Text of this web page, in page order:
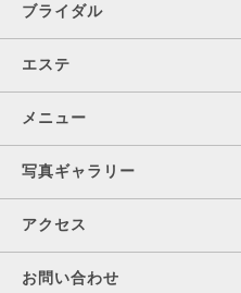
ブライダル
エステ
メニュー
写真ギャラリー
アクセス
お問い合わせ